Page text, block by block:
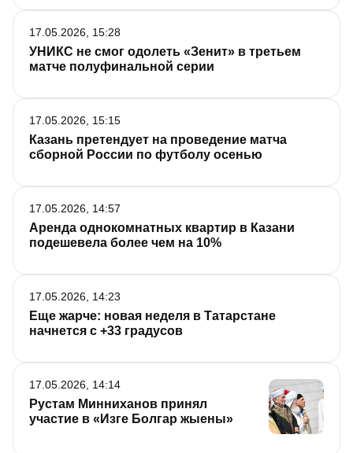
УНИКС не смог одолеть «Зенит» в третьем
матче полуфинальной серии
17.05.2026, 15:28
Казань претендует на проведение матча
сборной России по футболу осенью
17.05.2026, 15:15
Аренда однокомнатных квартир в Казани
подешевела более чем на 10%
17.05.2026, 14:57
Еще жарче: новая неделя в Татарстане
начнется с +33 градусов
17.05.2026, 14:23
Рустам Минниханов принял
участие в «Изге Болгар жыены»
17.05.2026, 14:14